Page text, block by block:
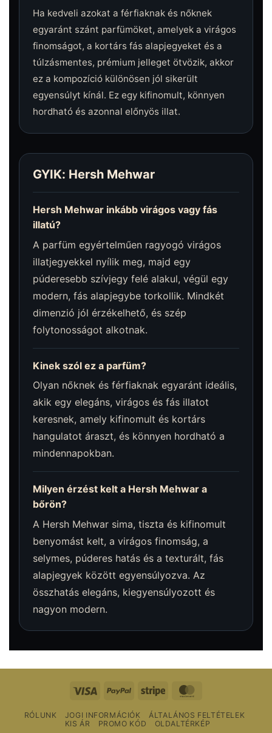
Ha kedveli azokat a férfiaknak és nőknek
egyaránt szánt parfümöket, amelyek a virágos
finomságot, a kortárs fás alapjegyeket és a
túlzásmentes, prémium jelleget ötvözik, akkor
ez a kompozíció különösen jól sikerült
egyensúlyt kínál. Ez egy kifinomult, könnyen
hordható és azonnal előnyös illat.
GYIK: Hersh Mehwar
Hersh Mehwar inkább virágos vagy fás
illatú?
A parfüm egyértelműen ragyogó virágos
illatjegyekkel nyílik meg, majd egy
púderesebb szívjegy felé alakul, végül egy
modern, fás alapjegybe torkollik. Mindkét
dimenzió jól érzékelhető, és szép
folytonosságot alkotnak.
Kinek szól ez a parfüm?
Olyan nőknek és férfiaknak egyaránt ideális,
akik egy elegáns, virágos és fás illatot
keresnek, amely kifinomult és kortárs
hangulatot áraszt, és könnyen hordható a
mindennapokban.
Milyen érzést kelt a Hersh Mehwar a
bőrön?
A Hersh Mehwar sima, tiszta és kifinomult
benyomást kelt, a virágos finomság, a
selymes, púderes hatás és a texturált, fás
alapjegyek között egyensúlyozva. Az
összhatás elegáns, kiegyensúlyozott és
nagyon modern.
Vízum PayPal Csíkos
RÓLUNK JOGI INFORMÁCIÓK
ÁLTALÁNOS FELTÉTELEK
KIS ÁR
PROMO KÓD OLDALTÉRKÉP